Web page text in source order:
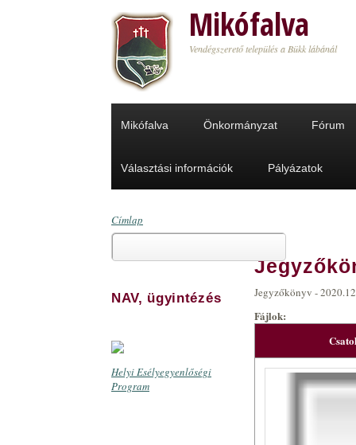
Mikófalva
Vendégszerető település a Bükk lábánál
Mikófalva Önkormányzat Fórum
Választási információk Pályázatok
Címlap
Keresés
NAV, ügyintézés
Helyi Esélyegyenlőségi
Program
Jegyzőkönyv -
Fájlok: